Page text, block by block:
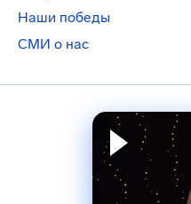
Наши победы
СМИ о нас